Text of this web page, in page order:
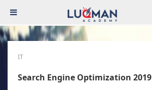
IT
Search Engine Optimization 2019